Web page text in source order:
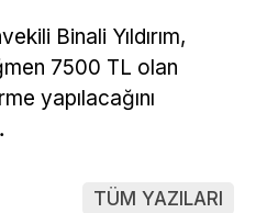
Binali Yıldırım,
7500 TL olan
yapılacağını
TÜM YAZILARI